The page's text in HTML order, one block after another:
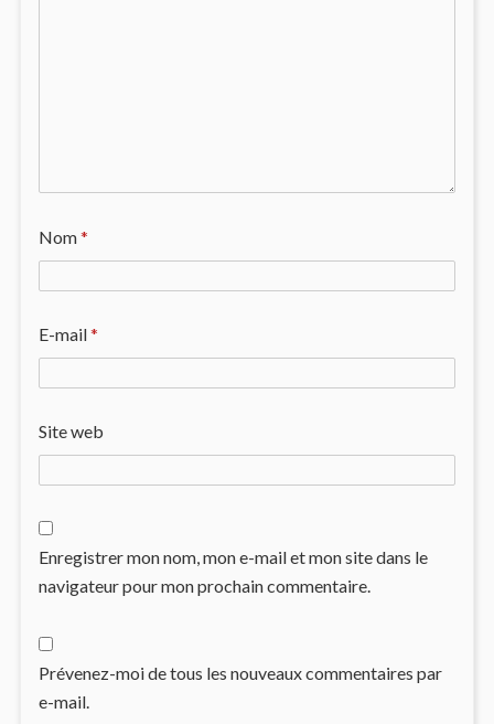
Nom*
E-mail*
Site web
Enregistrer mon nom, mon e-mail et mon site dans le
navigateur pour mon prochain commentaire.
Prévenez-moi de tous les nouveaux commentaires par
e-mail.